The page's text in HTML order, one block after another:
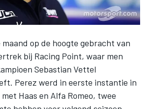
op de hoogte gebracht van
bij Racing Point, waar men
Sebastian Vettel
Perez werd in eerste instantie in
Haas en Alfa Romeo, twee